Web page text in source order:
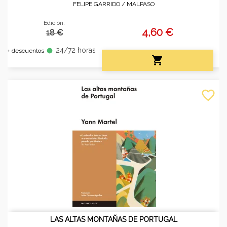
FELIPE GARRIDO / MALPASO
Edición:
18 €
+ descuentos fiber_manual_record 24/72 horas
4,60 €

LAS ALTAS MONTAÑAS DE PORTUGAL
favorite_border